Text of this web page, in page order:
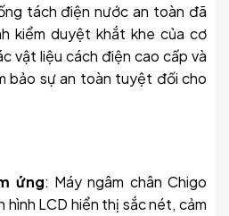
tách điện nước an toàn đã
kiểm duyệt khắt khe của cơ
vật liệu cách điện cao cấp và
bảo sự an toàn tuyệt đối cho
ứng: Máy ngâm chân Chigo
LCD hiển thị sắc nét, cảm